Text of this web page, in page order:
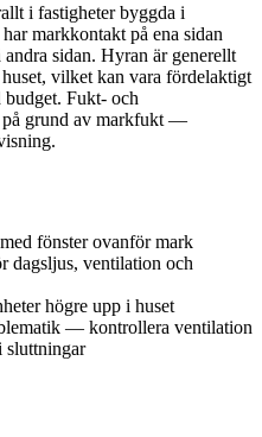
i fastigheter byggda i
markkontakt på ena sidan
sidan. Hyran är generellt
vilket kan vara fördelaktigt
budget. Fukt- och
på grund av markfukt —
fönster ovanför mark
dagsljus, ventilation och
högre upp i huset
— kontrollera ventilation
sluttningar